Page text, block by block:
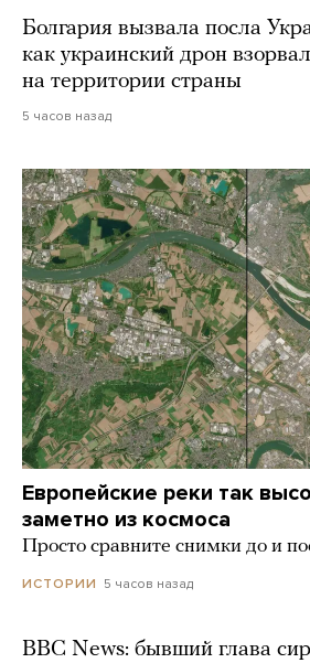
Болгария вызвала посла
как украинский дрон
на территории страны
5 часов назад
Европейские реки так
заметно из космоса
Просто сравните снимки до и
ИСТОРИИ 5 часов назад
BBC News: бывший глава